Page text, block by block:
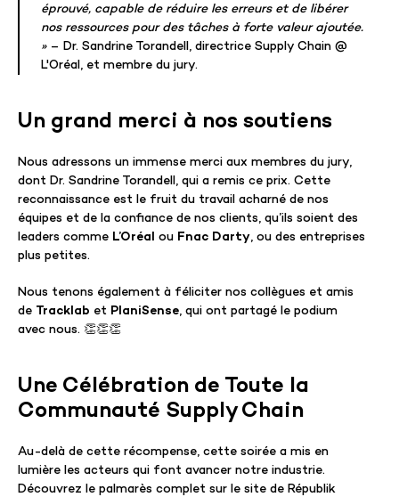
éprouvé, capable de réduire les erreurs et de libérer
nos ressources pour des tâches à forte valeur ajoutée.
»– Dr. Sandrine Torandell, directrice Supply Chain @
L'Oréal, et membre du jury.
Un grand merci à nos soutiens
Nous adressons un immense merci aux membres du jury,
dont Dr. Sandrine Torandell, qui a remis ce prix. Cette
reconnaissance est le fruit du travail acharné de nos
équipes et de la confiance de nos clients, qu’ils soient des
leaders comme L’Oréal ou Fnac Darty, ou des entreprises
plus petites.
Nous tenons également à féliciter nos collègues et amis
de Tracklab et PlaniSense, qui ont partagé le podium
avec nous. 👏👏👏
Une Célébration de Toute la
Communauté Supply Chain
Au-delà de cette récompense, cette soirée a mis en
lumière les acteurs qui font avancer notre industrie.
Découvrez le palmarès complet sur le site de Républik